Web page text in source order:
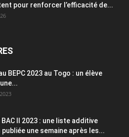
pour renforcer l’efficacité de...
BEPC 2023 au Togo : un élève
II 2023 : une liste additive
publiée une semaine après les...